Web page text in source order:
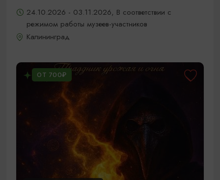
24.10.2026 - 03.11.2026, В соответствии с
режимом работы музеев-участников
Калининград
ОТ 700₽